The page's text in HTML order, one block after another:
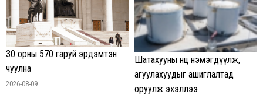
30 орны 570 гаруй эрдэмтэн
чуулна
2026-08-09
Шатахууны нөөц нэмэгдүүлж,
агуулахуудыг ашиглалтад
оруулж эхэллээ